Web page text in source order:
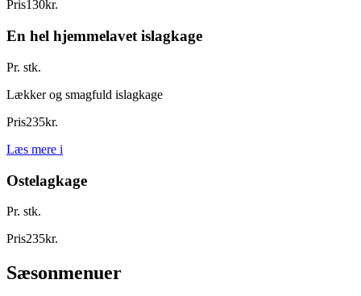
Pris130kr.
En hel hjemmelavet islagkage
Pr. stk.
Lækker og smagfuld islagkage
Pris235kr.
Læs mere i
Ostelagkage
Pr. stk.
Pris235kr.
Sæsonmenuer